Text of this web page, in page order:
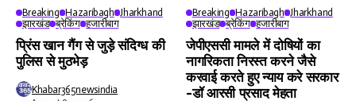
Breaking Hazaribagh Jharkhand
झारखंड ब्रेकिंग हजारीबाग
प्रिंस खान गैंग से जुड़े संदिग्ध की
पुलिस से मुठभेड़
Khabar365newsindia
Breaking Hazaribagh Jharkhand
झारखंड ब्रेकिंग हजारीबाग
जेपीएससी मामले में दोषियों का
नागरिकता निरस्त करने जैसे
करवाई करते हुए न्याय करे सरकार
-डॉ आरसी प्रसाद मेहता